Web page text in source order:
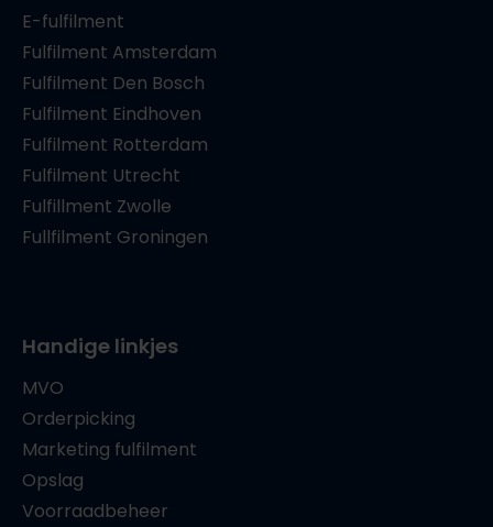
E-fulfilment
Fulfilment Amsterdam
Fulfilment Den Bosch
Fulfilment Eindhoven
Fulfilment Rotterdam
Fulfilment Utrecht
Fulfillment Zwolle
Fullfilment Groningen
Handige linkjes
MVO
Orderpicking
Marketing fulfilment
Opslag
Voorraadbeheer